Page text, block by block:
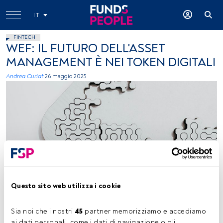
Questo sito web utilizza i cookie
Sia noi che i nostri 45 partner memorizziamo e accediamo
IT
FINTECH
WEF: IL FUTURO DELL'ASSET
MANAGEMENT È NEI TOKEN DIGITALI
Andrea Curiat 26 maggio 2025